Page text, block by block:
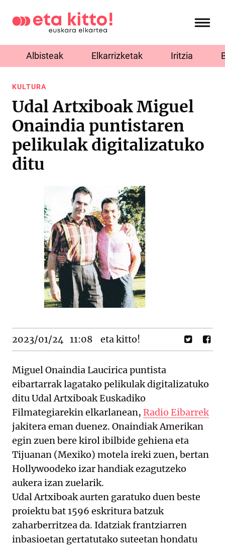
Albisteak Elkarrizketak Iritzia
KULTURA
Udal Artxiboak Miguel
Onaindia puntistaren
pelikulak digitalizatuko
ditu
2023/01/24 11:08 eta kitto!
Miguel Onaindia Laucirica puntista
eibartarrak lagatako pelikulak digitalizatuko
ditu Udal Artxiboak Euskadiko
Filmategiarekin elkarlanean, Radio Eibarrek
jakitera eman duenez. Onaindiak Amerikan
egin zuen bere kirol ibilbide gehiena eta
Tijuanan (Mexiko) motela ireki zuen, bertan
Hollywoodeko izar handiak ezagutzeko
aukera izan zuelarik.
Udal Artxiboak aurten garatuko duen beste
proiektu bat 1596 eskritura batzuk
zaharberritzea da. Idatziak frantziarren
inbasioetan gertatutako suteetan hondatu